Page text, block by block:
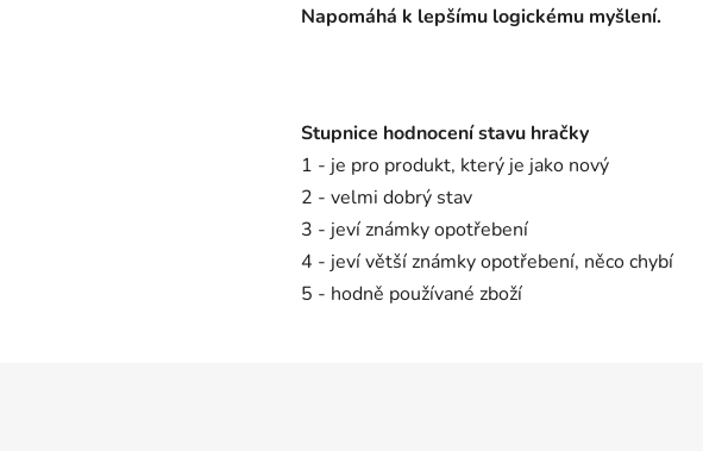
Napomáhá k lepšímu logickému myšlení.
Stupnice hodnocení stavu hračky
1 - je pro produkt, který je jako nový
2 - velmi dobrý stav
3 - jeví známky opotřebení
4 - jeví větší známky opotřebení, něco chybí
5 - hodně používané zboží